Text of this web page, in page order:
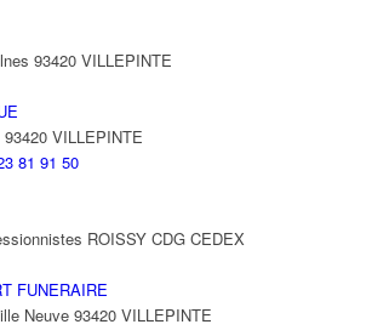
93420 VILLEPINTE
VILLEPINTE
81 91 50
ROISSY CDG CEDEX
FUNERAIRE
Neuve 93420 VILLEPINTE